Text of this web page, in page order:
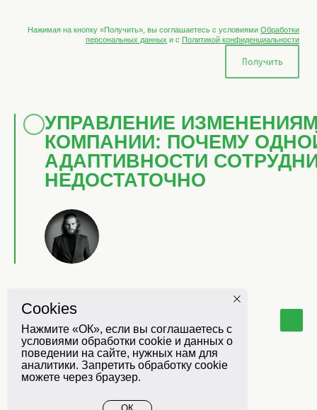
Нажимая на кнопку «Получить», вы соглашаетесь с условиями Обработки
персональных данных и с Политикой конфиденциальности
Получить
УПРАВЛЕНИЕ
КОМПАНИИ: ПОЧЕМУ
АДАПТИВНОСТИ
НЕДОСТАТОЧНО
HELLO@TRAININGROUP.RU
+7 (495) 728-18-77
Cookies
Нажмите «ОК», если вы соглашаетесь с
условиями обработки cookie и данных о
поведении на сайте, нужных нам для
аналитики. Запретить обработку cookie
можете через браузер.